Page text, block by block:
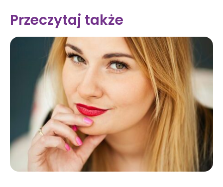
Przeczytaj także